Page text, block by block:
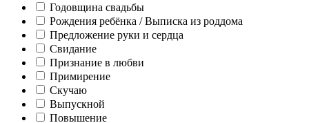
Годовщина свадьбы
Рождения ребёнка / Выписка из роддома
Предложение руки и сердца
Свидание
Признание в любви
Примирение
Скучаю
Выпускной
Повышение